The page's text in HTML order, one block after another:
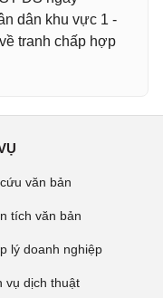
dân khu vực 1 -
tranh chấp hợp
văn bản
tích văn bản
lý doanh nghiệp
vụ dịch thuật